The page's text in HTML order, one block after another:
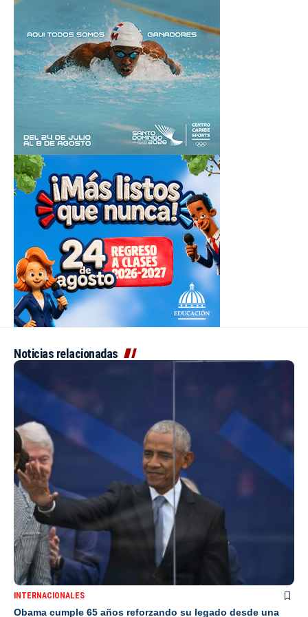
Noticias relacionadas
INTERNACIONALES
Obama cumple 65 años reforzando su legado desde una